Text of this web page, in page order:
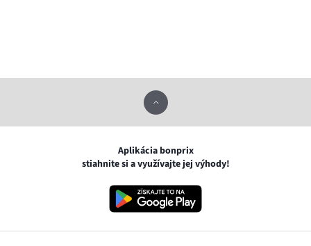
Aplikácia bonprix
stiahnite si a využívajte jej výhody!